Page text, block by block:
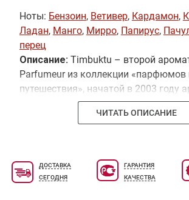
Ноты: Бензоин, Ветивер, Кардамон,
Ладан, Манго, Мирро, Папирус,
перец
Описание:Timbuktu – второй
Parfumeur из коллекции «парфюмов
путешествия», начатой в 2003 году
Bois Farine. Timbuktu – дикий, но
аромат, который одинаково
цветов, пряностей и древесины,
используется в африканской
ЧИТАТЬ ОПИСАНИЕ
ДОСТАВКА
СЕГОДНЯ
ГАРАНТИЯ
КАЧЕСТВА